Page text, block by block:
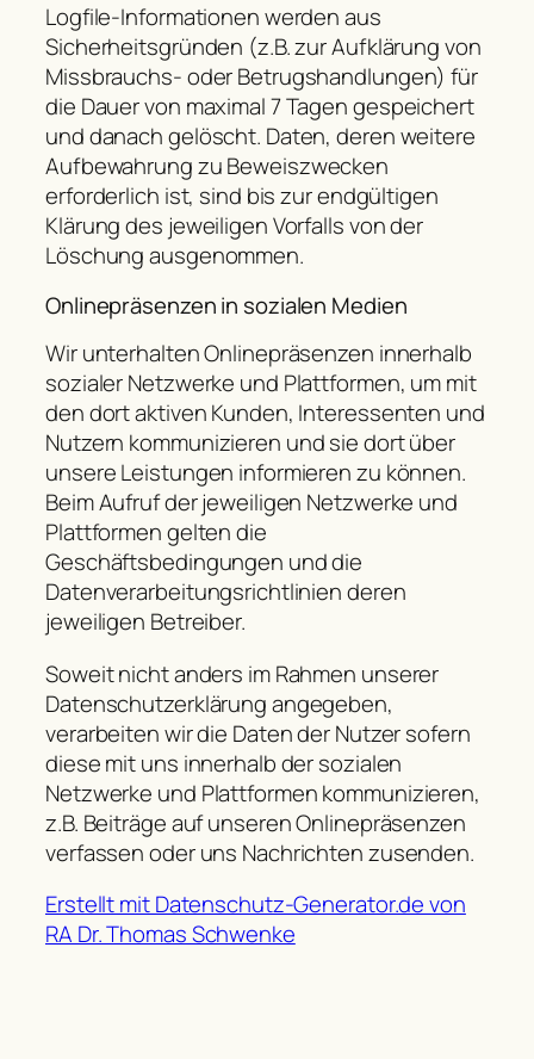
Logfile-Informationen werden aus
Sicherheitsgründen (z.B. zur Aufklärung von
Missbrauchs- oder Betrugshandlungen) für
die Dauer von maximal 7 Tagen gespeichert
und danach gelöscht. Daten, deren weitere
Aufbewahrung zu Beweiszwecken
erforderlich ist, sind bis zur endgültigen
Klärung des jeweiligen Vorfalls von der
Löschung ausgenommen.
Onlinepräsenzen in sozialen Medien
Wir unterhalten Onlinepräsenzen innerhalb
sozialer Netzwerke und Plattformen, um mit
den dort aktiven Kunden, Interessenten und
Nutzern kommunizieren und sie dort über
unsere Leistungen informieren zu können.
Beim Aufruf der jeweiligen Netzwerke und
Plattformen gelten die
Geschäftsbedingungen und die
Datenverarbeitungsrichtlinien deren
jeweiligen Betreiber.
Soweit nicht anders im Rahmen unserer
Datenschutzerklärung angegeben,
verarbeiten wir die Daten der Nutzer sofern
diese mit uns innerhalb der sozialen
Netzwerke und Plattformen kommunizieren,
z.B. Beiträge auf unseren Onlinepräsenzen
verfassen oder uns Nachrichten zusenden.
Erstellt mit Datenschutz-Generator.de von
RA Dr. Thomas Schwenke